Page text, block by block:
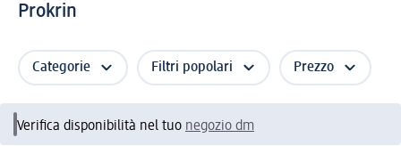
Prokrin
Categorie Filtri popolari Prezzo
Verifica disponibilità nel tuo negozio dm